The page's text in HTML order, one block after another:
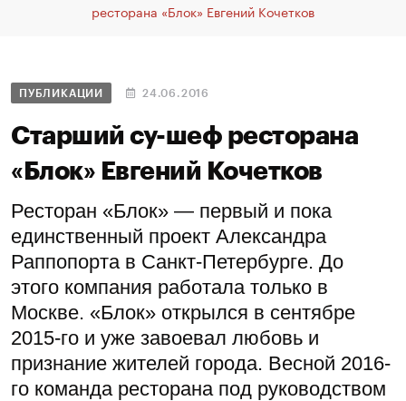
ресторана «Блок» Евгений Кочетков
ПУБЛИКАЦИИ 24.06.2016
Старший су-шеф ресторана
«Блок» Евгений Кочетков
Ресторан «Блок» — первый и пока
единственный проект Александра
Раппопорта в Санкт-Петербурге. До
этого компания работала только в
Москве. «Блок» открылся в сентябре
2015-го и уже завоевал любовь и
признание жителей города. Весной 2016-
го команда ресторана под руководством